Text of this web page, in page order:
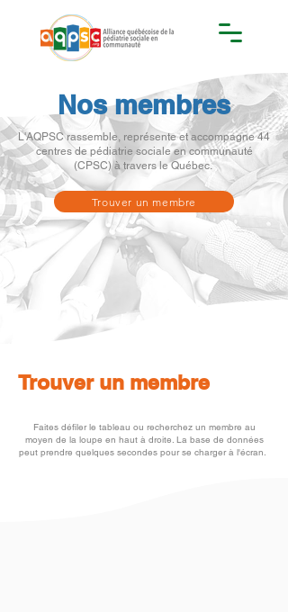
Nos membres
L'AQPSC rassemble, représente et accompagne 44
centres de pédiatrie sociale en communauté
(CPSC) à travers le Québec.
Trouver un membre
Trouver un membre
Faites défiler le tableau ou recherchez un membre au
moyen de la loupe en haut à droite. La base de données
peut prendre quelques secondes pour se charger à l'écran.